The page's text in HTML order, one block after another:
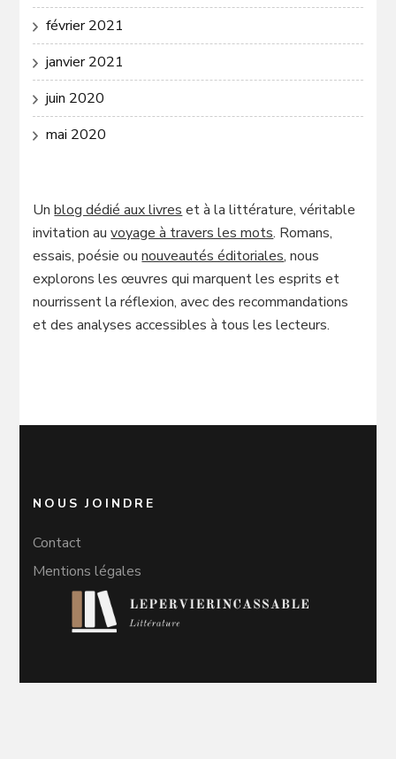
février 2021
janvier 2021
juin 2020
mai 2020
Unblog dédié aux livres et à la littérature, véritable
invitation auvoyage à travers les mots. Romans,
essais, poésie ounouveautés éditoriales, nous
explorons les œuvres qui marquent les esprits et
nourrissent la réflexion, avec des recommandations
et des analyses accessibles à tous les lecteurs.
NOUS JOINDRE
Contact
Mentions légales